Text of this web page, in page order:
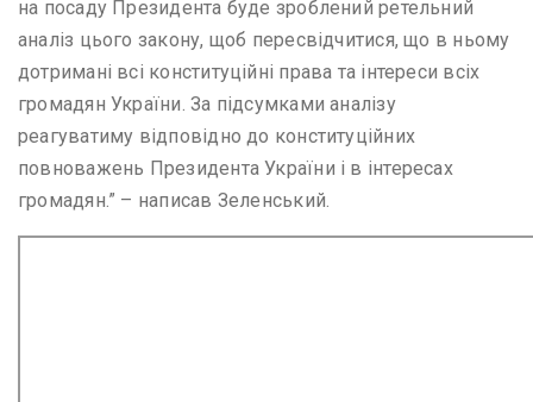
на посаду Президента буде зроблений ретельний
аналіз цього закону, щоб пересвідчитися, що в ньому
дотримані всі конституційні права та інтереси всіх
громадян України. За підсумками аналізу
реагуватиму відповідно до конституційних
повноважень Президента України i в інтересах
громадян.” – написав Зеленський.